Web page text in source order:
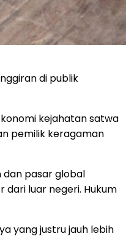
di publik
kejahatan satwa
pemilik keragaman
dan pasar global
luar negeri. Hukum
yang justru jauh lebih